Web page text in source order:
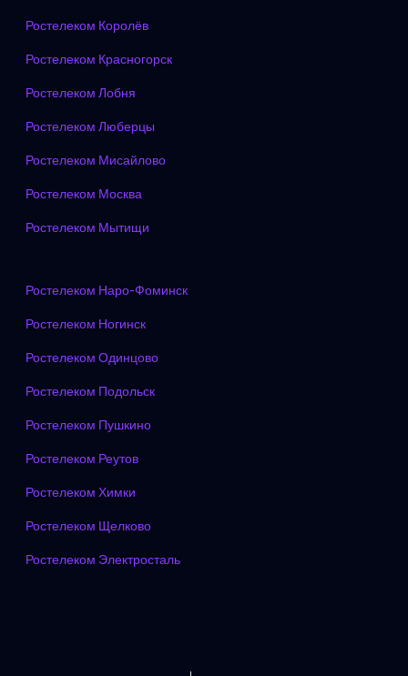
Ростелеком Королёв
Ростелеком Красногорск
Ростелеком Лобня
Ростелеком Люберцы
Ростелеком Мисайлово
Ростелеком Москва
Ростелеком Мытищи
Ростелеком Наро-Фоминск
Ростелеком Ногинск
Ростелеком Одинцово
Ростелеком Подольск
Ростелеком Пушкино
Ростелеком Реутов
Ростелеком Химки
Ростелеком Щелково
Ростелеком Электросталь